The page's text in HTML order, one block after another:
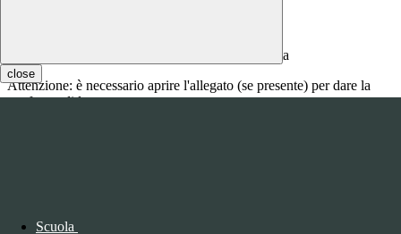
close
Scuola
Inserire qui la risposta
Attenzione: è necessario aprire l'allegato (se presente) per dare la
conferma di lettura.
Personalizza